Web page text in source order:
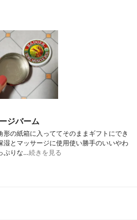
ジバーム
の紙箱に入っててそのままギフトにでき
湿とマッサージに使用使い勝手のいいやわ
ぷりな…続きを見る